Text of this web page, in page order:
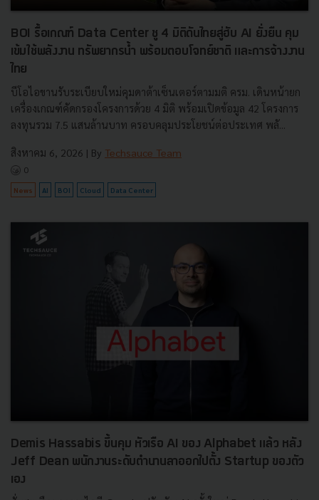
BOI รื้อเกณฑ์ Data Center ชู 4 มิติดันไทยสู่ฮับ AI ยั่งยืน คุม
เข้มใช้พลังงาน ทรัพยากรน้ำ พร้อมตอบโจทย์ชาติ และการจ้างงาน
ไทย
บีโอไอขานรับระเบียบใหม่คุมดาต้าเซ็นเตอร์ตามมติ ครม. เดินหน้ายก
เครื่องเกณฑ์คัดกรองโครงการด้วย 4 มิติ พร้อมเปิดข้อมูล 42 โครงการ
ลงทุนรวม 7.5 แสนล้านบาท ครอบคลุมประโยชน์ต่อประเทศ พลั...
สิงหาคม 6, 2026 | By Techsauce Team
0
News AI BOI Cloud Data Center
Demis Hassabis ขึ้นคุม หัวเรือ AI ของ Alphabet แล้ว หลัง
Jeff Dean พนักงานระดับตำนานลาออกไปตั้ง Startup ของตัว
เอง